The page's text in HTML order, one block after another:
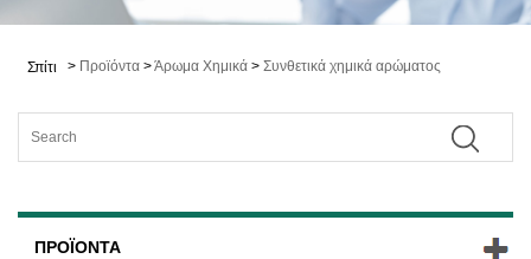
Σπίτι > Προϊόντα >Άρωμα Χημικά > Συνθετικά χημικά αρώματος
ΠΡΟΪΌΝΤΑ